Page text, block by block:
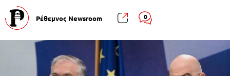
Ρέθεμνος Newsroom 0